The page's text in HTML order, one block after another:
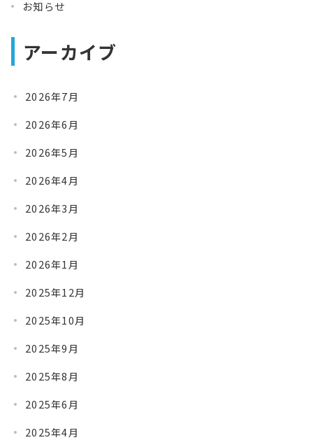
お知らせ
アーカイブ
2026年7月
2026年6月
2026年5月
2026年4月
2026年3月
2026年2月
2026年1月
2025年12月
2025年10月
2025年9月
2025年8月
2025年6月
2025年4月